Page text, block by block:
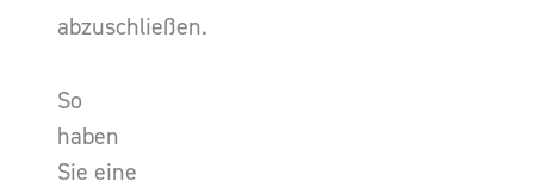
abzuschließen.
So
haben
Sie eine